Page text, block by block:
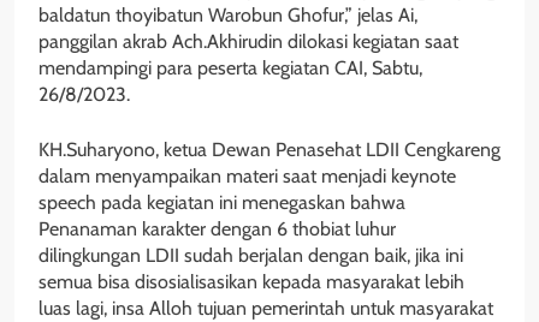
baldatun thoyibatun Warobun Ghofur,” jelas Ai,
panggilan akrab Ach.Akhirudin dilokasi kegiatan saat
mendampingi para peserta kegiatan CAI, Sabtu,
26/8/2023.
KH.Suharyono, ketua Dewan Penasehat LDII Cengkareng
dalam menyampaikan materi saat menjadi keynote
speech pada kegiatan ini menegaskan bahwa
Penanaman karakter dengan 6 thobiat luhur
dilingkungan LDII sudah berjalan dengan baik, jika ini
semua bisa disosialisasikan kepada masyarakat lebih
luas lagi, insa Alloh tujuan pemerintah untuk masyarakat